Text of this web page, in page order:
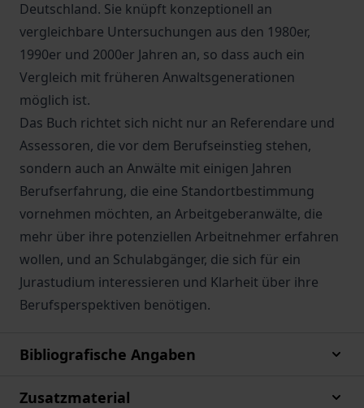
Deutschland. Sie knüpft konzeptionell an
vergleichbare Untersuchungen aus den 1980er,
1990er und 2000er Jahren an, so dass auch ein
Vergleich mit früheren Anwaltsgenerationen
möglich ist.
Das Buch richtet sich nicht nur an Referendare und
Assessoren, die vor dem Berufseinstieg stehen,
sondern auch an Anwälte mit einigen Jahren
Berufserfahrung, die eine Standortbestimmung
vornehmen möchten, an Arbeitgeberanwälte, die
mehr über ihre potenziellen Arbeitnehmer erfahren
wollen, und an Schulabgänger, die sich für ein
Jurastudium interessieren und Klarheit über ihre
Berufsperspektiven benötigen.
Bibliografische Angaben
Zusatzmaterial